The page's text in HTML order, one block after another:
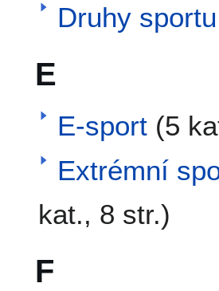
Druhy sportu
E
E-sport (5
Extrémní
kat., 8 str.)
F